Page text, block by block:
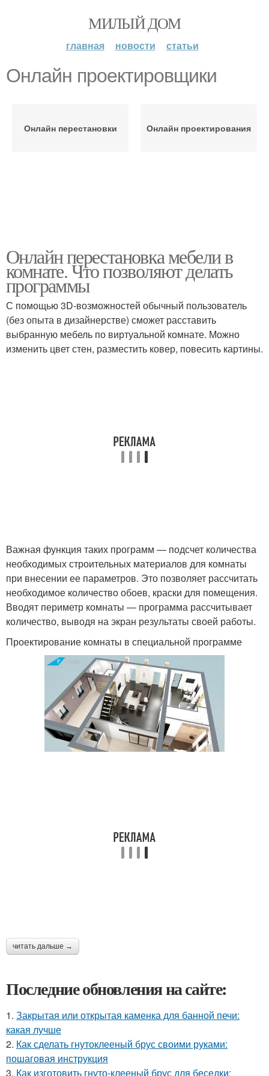
МИЛЫЙ ДОМ
главная новости статьи
Онлайн проектировщики
Онлайн перестановки Онлайн проектирования
Онлайн перестановка мебели в
комнате. Что позволяют делать
программы
С помощью 3D-возможностей обычный пользователь
(без опыта в дизайнерстве) сможет расставить
выбранную мебель по виртуальной комнате. Можно
изменить цвет стен, разместить ковер, повесить картины.
Важная функция таких программ — подсчет количества
необходимых строительных материалов для комнаты
при внесении ее параметров. Это позволяет рассчитать
необходимое количество обоев, краски для помещения.
Вводят периметр комнаты — программа рассчитывает
количество, выводя на экран результаты своей работы.
Проектирование комнаты в специальной программе
читать дальше →
Последние обновления на сайте:
1. Закрытая или открытая каменка для банной печи:
какая лучше
2. Как сделать гнутоклееный брус своими руками:
пошаговая инструкция
3. Как изготовить гнуто-клееный брус для беседки: